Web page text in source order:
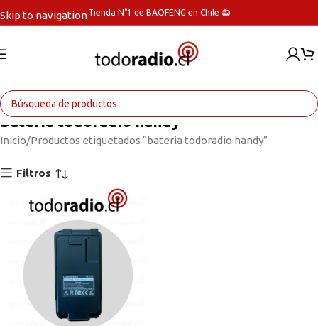
Skip to navigationTienda N°1 de BAOFENG en Chile 📻
bateria todoradio handy
Inicio Productos etiquetados “bateria todoradio handy”
Filtros